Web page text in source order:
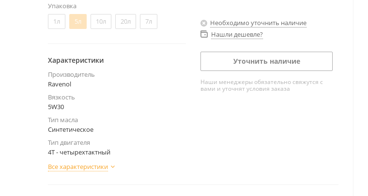
Упаковка
1л
5л 10л 20л 7л
Характеристики
Производитель
Ravenol
Вязкость
5W30
Тип масла
Синтетическое
Тип двигателя
4Т - четырехтактный
Все характеристики
Необходимо уточнить наличие
Нашли дешевле?
Уточнить наличие
Наши менеджеры обязательно свяжутся с
вами и уточнят условия заказа